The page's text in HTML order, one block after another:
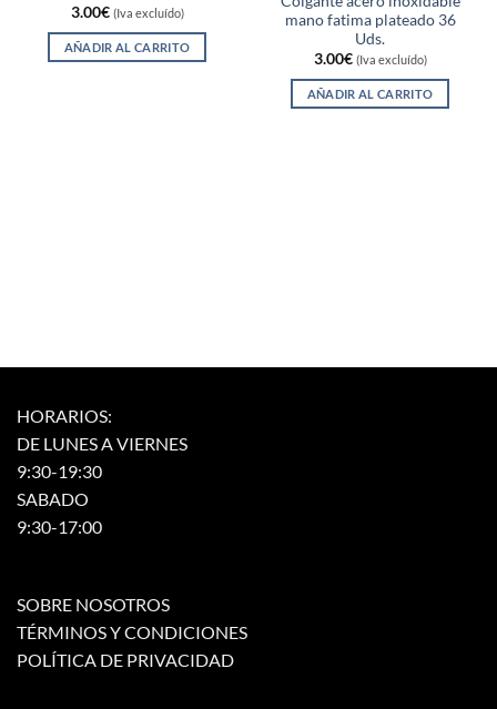
3.00€ (Iva excluído)
AÑADIR AL CARRITO
mano fatima plateado 36
Uds.
3.00€ (Iva excluído)
AÑADIR AL CARRITO
HORARIOS:
DE LUNES A VIERNES
9:30-19:30
SABADO
9:30-17:00
SOBRE NOSOTROS
TÉRMINOS Y CONDICIONES
POLÍTICA DE PRIVACIDAD